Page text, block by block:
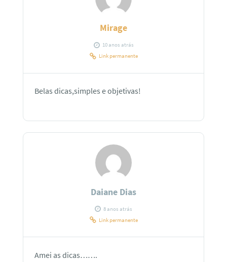
Mirage
10 anos atrás
Link permanente
Belas dicas,simples e objetivas!
Daiane Dias
8 anos atrás
Link permanente
Amei as dicas…….